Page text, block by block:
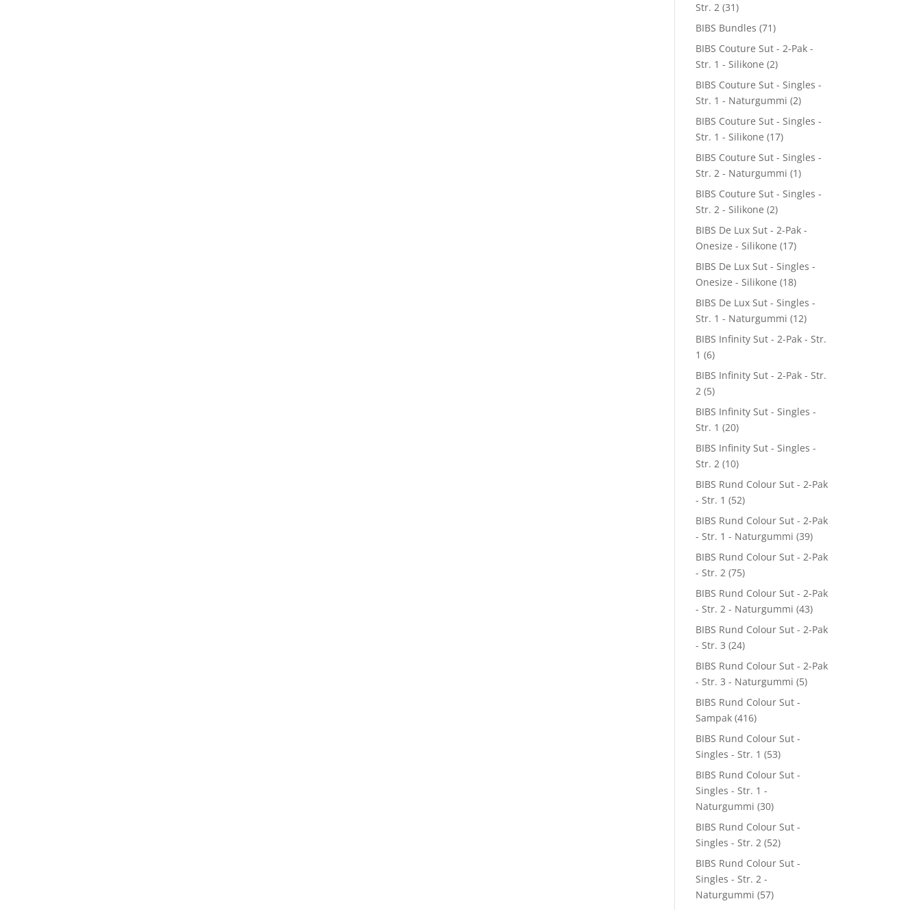
Str. 2 (31)
BIBS Bundles (71)
BIBS Couture Sut - 2-Pak -
Str. 1 - Silikone (2)
BIBS Couture Sut - Singles -
Str. 1 - Naturgummi (2)
BIBS Couture Sut - Singles -
Str. 1 - Silikone (17)
BIBS Couture Sut - Singles -
Str. 2 - Naturgummi (1)
BIBS Couture Sut - Singles -
Str. 2 - Silikone (2)
BIBS De Lux Sut - 2-Pak -
Onesize - Silikone (17)
BIBS De Lux Sut - Singles -
Onesize - Silikone (18)
BIBS De Lux Sut - Singles -
Str. 1 - Naturgummi (12)
BIBS Infinity Sut - 2-Pak - Str.
1 (6)
BIBS Infinity Sut - 2-Pak - Str.
2 (5)
BIBS Infinity Sut - Singles -
Str. 1 (20)
BIBS Infinity Sut - Singles -
Str. 2 (10)
BIBS Rund Colour Sut - 2-Pak
- Str. 1 (52)
BIBS Rund Colour Sut - 2-Pak
- Str. 1 - Naturgummi (39)
BIBS Rund Colour Sut - 2-Pak
- Str. 2 (75)
BIBS Rund Colour Sut - 2-Pak
- Str. 2 - Naturgummi (43)
BIBS Rund Colour Sut - 2-Pak
- Str. 3 (24)
BIBS Rund Colour Sut - 2-Pak
- Str. 3 - Naturgummi (5)
BIBS Rund Colour Sut -
Sampak (416)
BIBS Rund Colour Sut -
Singles - Str. 1 (53)
BIBS Rund Colour Sut -
Singles - Str. 1 -
Naturgummi (30)
BIBS Rund Colour Sut -
Singles - Str. 2 (52)
BIBS Rund Colour Sut -
Singles - Str. 2 -
Naturgummi (57)